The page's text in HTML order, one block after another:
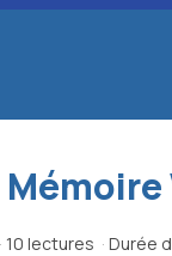
· 10 lectures · Durée